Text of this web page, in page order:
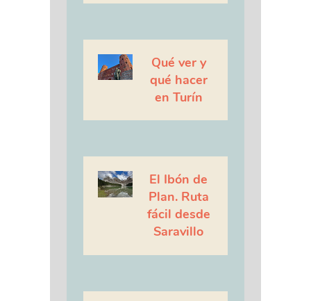
Qué ver y
qué hacer
en Turín
El Ibón de
Plan. Ruta
fácil desde
Saravillo